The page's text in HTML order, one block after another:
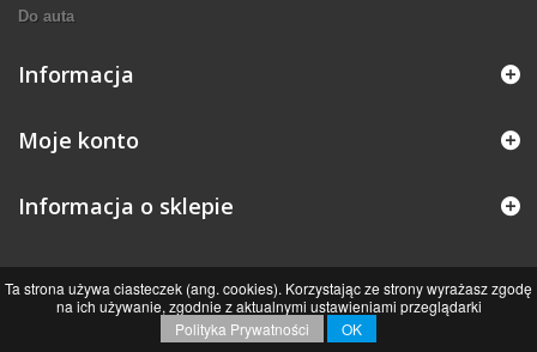
Do auta
Informacja
Moje konto
Informacja o sklepie
Ta strona używa ciasteczek (ang. cookies). Korzystając ze strony wyrażasz zgodę
na ich używanie, zgodnie z aktualnymi ustawieniami przeglądarki
Polityka Prywatności
OK